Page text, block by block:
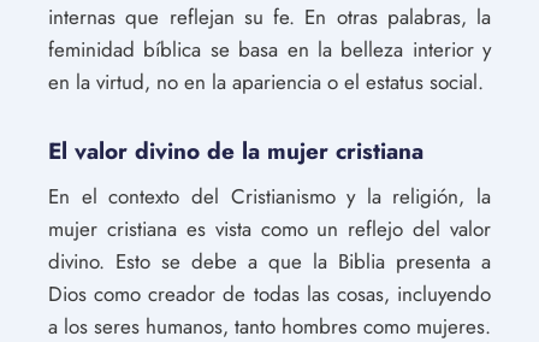
internas que reflejan su fe. En otras palabras, la
feminidad bíblica se basa en la belleza interior y
en la virtud, no en la apariencia o el estatus social.
El valor divino de la mujer cristiana
En el contexto del Cristianismo y la religión, la
mujer cristiana es vista como un reflejo del valor
divino. Esto se debe a que la Biblia presenta a
Dios como creador de todas las cosas, incluyendo
a los seres humanos, tanto hombres como mujeres.